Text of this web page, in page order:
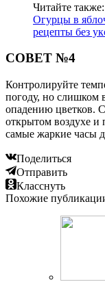
Читайте также:
Огурцы в
рецепты без
СОВЕТ №4
Контролируйте
погоду, но слишком
опадению цветков.
открытом воздухе и
самые жаркие часы
Поделиться
Отправить
Класснуть
Похожие